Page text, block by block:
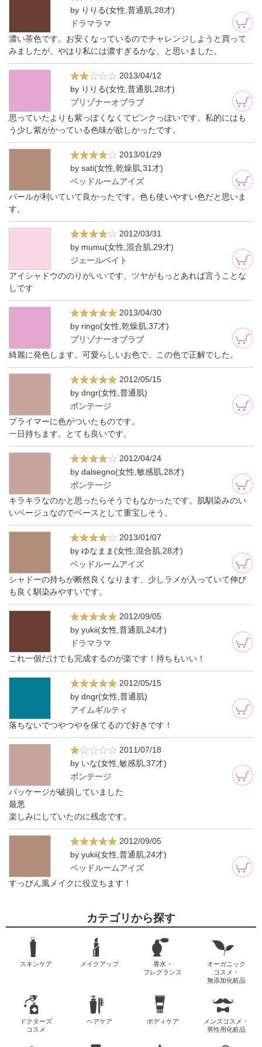
by りりる(女性,普通肌,28才)
ドラマラマ
濃い茶色です。お安くなっているのでチャレンジしようと買って
みましたが、やはり私には濃すぎるかな、と思いました。
2013/04/12
by りりる(女性,普通肌,28才)
プリゾナーオブラブ
思っていたよりも紫っぽくなくてピンクっぽいです。私的にはも
う少し紫がかっている色味が欲しかったです。
2013/01/29
by sati(女性,乾燥肌,31才)
ベッドルームアイズ
パールが利いていて良かったです。色も使いやすい色だと思いま
す。
2012/03/31
by mumu(女性,混合肌,29才)
ジェールベイト
アイシャドウののりがいいです、ツヤがもっとあれば言うことな
しです
2013/04/30
by ringo(女性,乾燥肌,37才)
プリゾナーオブラブ
綺麗に発色します。可愛らしいお色で、この色で正解でした。
2012/05/15
by dngr(女性,普通肌)
ボンテージ
プライマーに色がついたものです。
一日持ちます。とても良いです。
2012/04/24
by dalsegno(女性,敏感肌,28才)
ボンテージ
キラキラなのかと思ったらそうでもなかったです。肌馴染みのい
いベージュなのでベースとして重宝しそう。
2013/01/07
by ゆなまま(女性,混合肌,28才)
ベッドルームアイズ
シャドーの持ちが断然良くなります、少しラメが入っていて伸び
も良く馴染みやすいです。
2012/09/05
by yukii(女性,普通肌,24才)
ドラマラマ
これ一個だけでも完成するのが楽です！持ちもいい！
2012/05/15
by dngr(女性,普通肌)
アイムギルティ
落ちないでつやつやを保てるので好きです！
2011/07/18
by いな(女性,敏感肌,37才)
ボンテージ
パッケージが破損していました
最悪
楽しみにしていたのに残念です。
2012/09/05
by yukii(女性,普通肌,24才)
ベッドルームアイズ
すっぴん風メイクに役立ちます！
カテゴリから探す
スキンケア メイクアップ
香水・
フレグランス
オーガニック
コスメ・
無添加化粧品
ドクターズ
コスメ
ヘアケア ボディケア
メンズコスメ・
男性用化粧品